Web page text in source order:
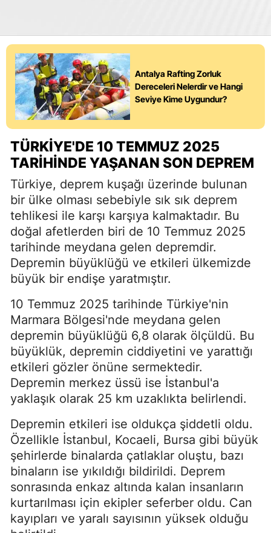
Antalya Rafting Zorluk
Dereceleri Nelerdir ve Hangi
Seviye Kime Uygundur?
TÜRKIYE'DE 10 TEMMUZ 2025
TARIHINDE YAŞANAN SON DEPREM
Türkiye, deprem kuşağı üzerinde bulunan
bir ülke olması sebebiyle sık sık deprem
tehlikesi ile karşı karşıya kalmaktadır. Bu
doğal afetlerden biri de 10 Temmuz 2025
tarihinde meydana gelen depremdir.
Depremin büyüklüğü ve etkileri ülkemizde
büyük bir endişe yaratmıştır.
10 Temmuz 2025 tarihinde Türkiye'nin
Marmara Bölgesi'nde meydana gelen
depremin büyüklüğü 6,8 olarak ölçüldü. Bu
büyüklük, depremin ciddiyetini ve yarattığı
etkileri gözler önüne sermektedir.
Depremin merkez üssü ise İstanbul'a
yaklaşık olarak 25 km uzaklıkta belirlendi.
Depremin etkileri ise oldukça şiddetli oldu.
Özellikle İstanbul, Kocaeli, Bursa gibi büyük
şehirlerde binalarda çatlaklar oluştu, bazı
binaların ise yıkıldığı bildirildi. Deprem
sonrasında enkaz altında kalan insanların
kurtarılması için ekipler seferber oldu. Can
kayıpları ve yaralı sayısının yüksek olduğu